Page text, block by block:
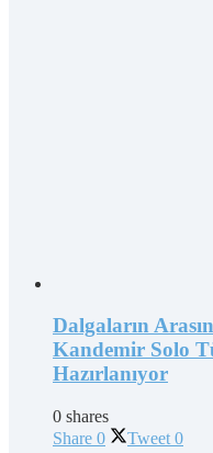
Dalgaların
Kandemir Solo
Hazırlanıyor
0 shares
Share 0 Tweet 0